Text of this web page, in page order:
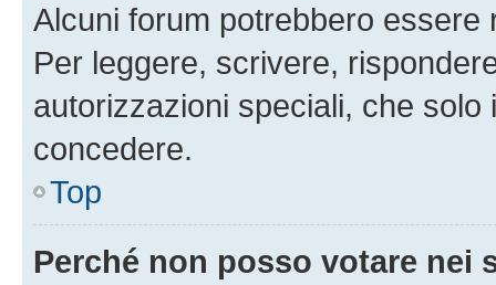
Alcuni forum potrebbero
Per leggere, scrivere,
autorizzazioni speciali, che solo
concedere.
Top
Perché non posso votare nei